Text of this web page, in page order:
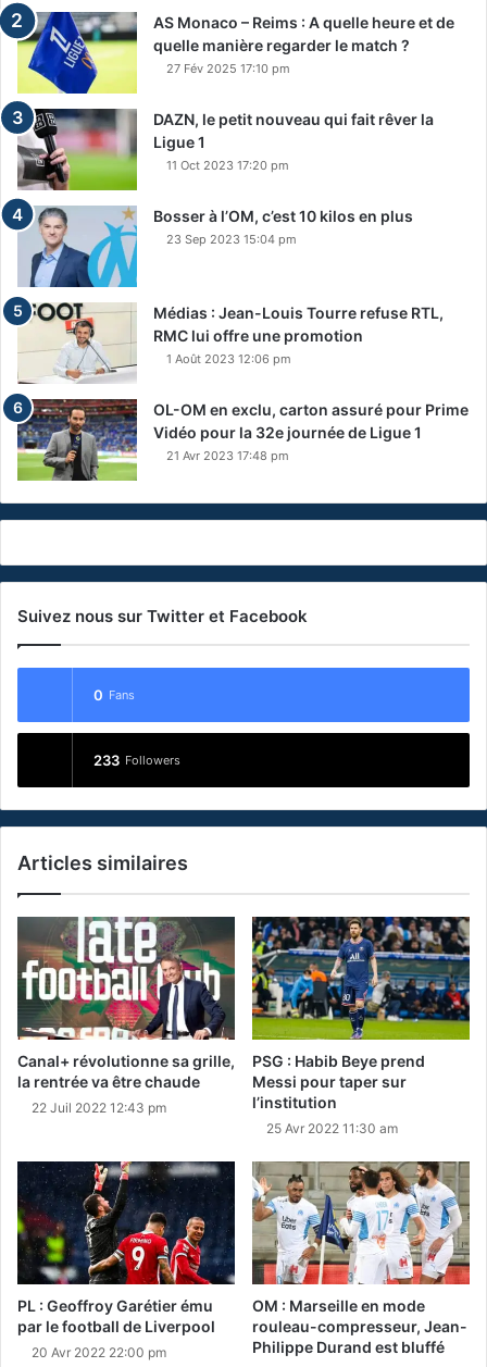
AS Monaco – Reims : A quelle heure et de
quelle manière regarder le match ?
27 Fév 2025 17:10 pm
DAZN, le petit nouveau qui fait rêver la
Ligue 1
11 Oct 2023 17:20 pm
Bosser à l’OM, c’est 10 kilos en plus
23 Sep 2023 15:04 pm
Médias : Jean-Louis Tourre refuse RTL,
RMC lui offre une promotion
1 Août 2023 12:06 pm
OL-OM en exclu, carton assuré pour Prime
Vidéo pour la 32e journée de Ligue 1
21 Avr 2023 17:48 pm
Suivez nous sur Twitter et Facebook
0 Fans
233 Followers
Articles similaires
Canal+ révolutionne sa grille,
la rentrée va être chaude
22 Juil 2022 12:43 pm
PSG : Habib Beye prend
Messi pour taper sur
l’institution
25 Avr 2022 11:30 am
PL : Geoffroy Garétier ému
par le football de Liverpool
20 Avr 2022 22:00 pm
OM : Marseille en mode
rouleau-compresseur, Jean-
Philippe Durand est bluffé